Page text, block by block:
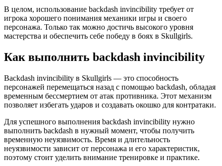
В целом, использование backdash invincibility требует от
игрока хорошего понимания механики игры и своего
персонажа. Только так можно достичь высокого уровня
мастерства и обеспечить себе победу в боях в Skullgirls.
Как выполнить backdash invincibility
Backdash invincibility в Skullgirls — это способность
персонажей перемещаться назад с помощью backdash, обладая
временным бессмертием от атак противника. Этот механизм
позволяет избегать ударов и создавать окошко для контратаки.
Для успешного выполнения backdash invincibility нужно
выполнить backdash в нужный момент, чтобы получить
временную неуязвимость. Время и длительность
неуязвимости зависит от персонажа и его характеристик,
поэтому стоит уделить внимание тренировке и практике.